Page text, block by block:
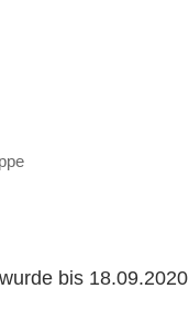
bis 18.09.2020